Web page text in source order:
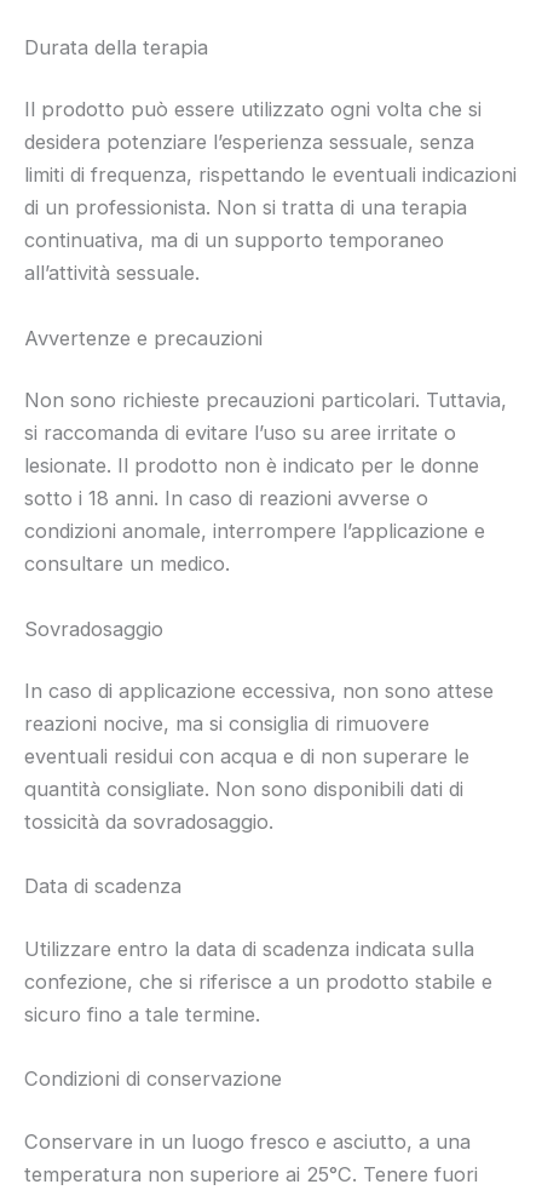
Durata della terapia
Il prodotto può essere utilizzato ogni volta che si
desidera potenziare l’esperienza sessuale, senza
limiti di frequenza, rispettando le eventuali indicazioni
di un professionista. Non si tratta di una terapia
continuativa, ma di un supporto temporaneo
all’attività sessuale.
Avvertenze e precauzioni
Non sono richieste precauzioni particolari. Tuttavia,
si raccomanda di evitare l’uso su aree irritate o
lesionate. Il prodotto non è indicato per le donne
sotto i 18 anni. In caso di reazioni avverse o
condizioni anomale, interrompere l’applicazione e
consultare un medico.
Sovradosaggio
In caso di applicazione eccessiva, non sono attese
reazioni nocive, ma si consiglia di rimuovere
eventuali residui con acqua e di non superare le
quantità consigliate. Non sono disponibili dati di
tossicità da sovradosaggio.
Data di scadenza
Utilizzare entro la data di scadenza indicata sulla
confezione, che si riferisce a un prodotto stabile e
sicuro fino a tale termine.
Condizioni di conservazione
Conservare in un luogo fresco e asciutto, a una
temperatura non superiore ai 25°C. Tenere fuori